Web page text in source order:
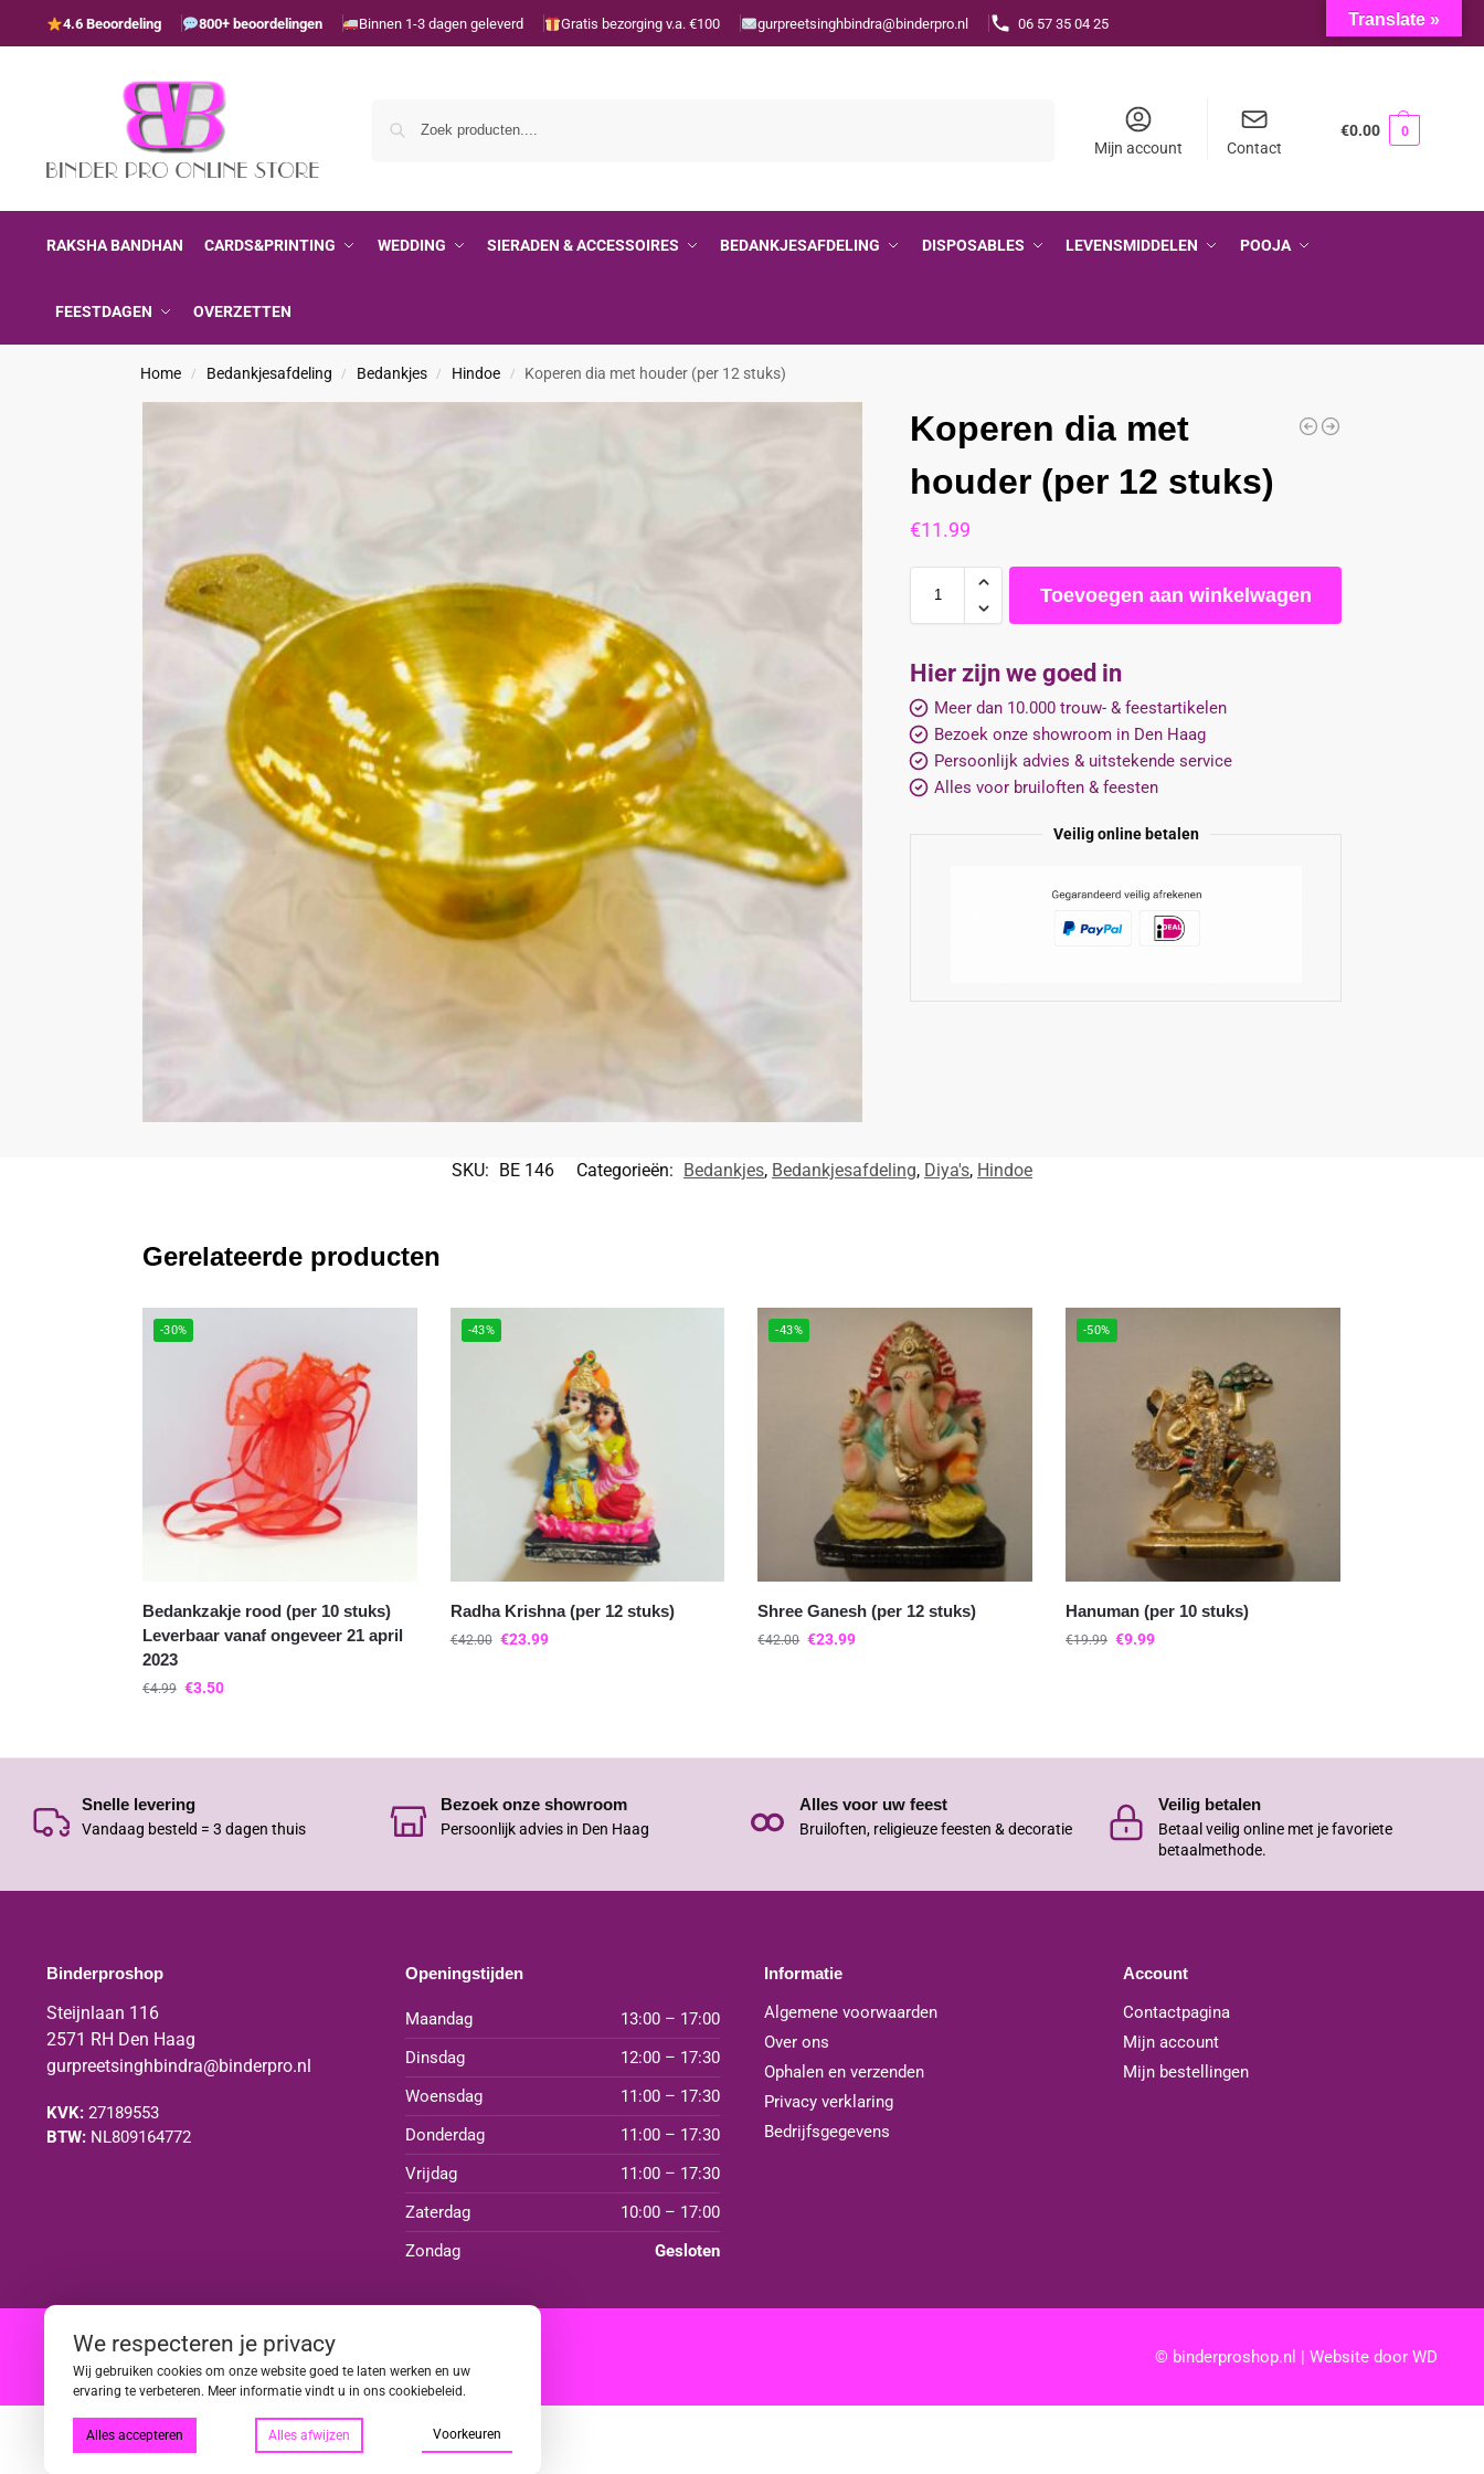
4.6 Beoordeling 800+ beoordelingen Binnen 1-3 dagen geleverd Gratis bezorging v.a. €100 gurpreetsinghbindra@binderpro.nl 06 57 35 04 25
Mijn account Contact
€0.00 0
RAKSHA BANDHAN CARDS&PRINTING WEDDING SIERADEN & ACCESSOIRES BEDANKJESAFDELING DISPOSABLES LEVENSMIDDELEN POOJA
FEESTDAGEN OVERZETTEN
Home / Bedankjesafdeling / Bedankjes / Hindoe / Koperen dia met houder (per 12 stuks)
Koperen dia met
houder (per 12 stuks)
€11.99
Toevoegen aan winkelwagen
Hier zijn we goed in
Meer dan 10.000 trouw- & feestartikelen
Bezoek onze showroom in Den Haag
Persoonlijk advies & uitstekende service
Alles voor bruiloften & feesten
Veilig online betalen
SKU: BE 146 Categorieën: Bedankjes, Bedankjesafdeling, Diya's, Hindoe
Gerelateerde producten
-30%
Bedankzakje rood (per 10 stuks)
Leverbaar vanaf ongeveer 21 april
2023
€4.99 €3.50
-43%
Radha Krishna (per 12 stuks)
€42.00 €23.99
-43%
Shree Ganesh (per 12 stuks)
€42.00 €23.99
-50%
Hanuman (per 10 stuks)
€19.99 €9.99
Snelle levering
Vandaag besteld = 3 dagen thuis
Bezoek onze showroom
Persoonlijk advies in Den Haag
Alles voor uw feest
Bruiloften, religieuze feesten & decoratie
Veilig betalen
Betaal veilig online met je favoriete
betaalmethode.
Binderproshop
Steijnlaan 116
2571 RH Den Haag
gurpreetsinghbindra@binderpro.nl
KVK:27189553
BTW:NL809164772
Openingstijden
Maandag
13:00 – 17:00
Dinsdag
12:00 – 17:30
Woensdag
11:00 – 17:30
Donderdag
11:00 – 17:30
Vrijdag
11:00 – 17:30
Zaterdag
10:00 – 17:00
Zondag
Gesloten
Informatie
Algemene voorwaarden
Over ons
Ophalen en verzenden
Privacy verklaring
Bedrijfsgegevens
Account
Contactpagina
Mijn account
Mijn bestellingen
| | © binderproshop.nl | Website doorWD
Translate »
We respecteren je privacy
Wij gebruiken cookies om onze website goed te laten werken en uw
ervaring te verbeteren. Meer informatie vindt u in ons cookiebeleid.
Alles accepteren Alles afwijzen Voorkeuren